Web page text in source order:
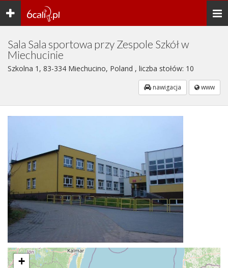
Toggle
navigation
Sala Sala sportowa przy Zespole Szkół w
Miechucinie
Szkolna 1, 83-334 Miechucino, Poland , liczba stołów: 10
nawigacja www
+